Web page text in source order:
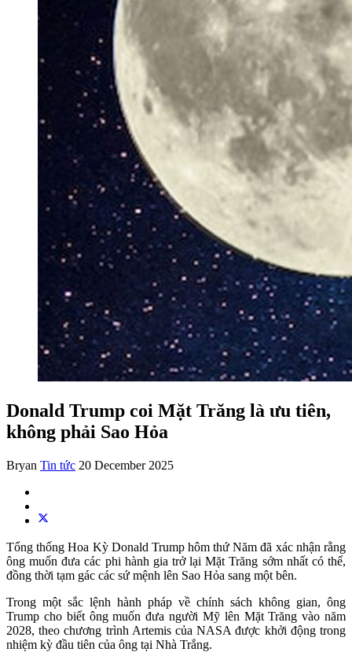
Donald Trump coi Mặt Trăng là ưu tiên,
không phải Sao Hỏa
Bryan Tin tức 20 December 2025
Tổng thống Hoa Kỳ Donald Trump hôm thứ Năm đã xác nhận rằng
ông muốn đưa các phi hành gia trở lại Mặt Trăng sớm nhất có thể,
đồng thời tạm gác các sứ mệnh lên Sao Hỏa sang một bên.
Trong một sắc lệnh hành pháp về chính sách không gian, ông
Trump cho biết ông muốn đưa người Mỹ lên Mặt Trăng vào năm
2028, theo chương trình Artemis của NASA được khởi động trong
nhiệm kỳ đầu tiên của ông tại Nhà Trắng.